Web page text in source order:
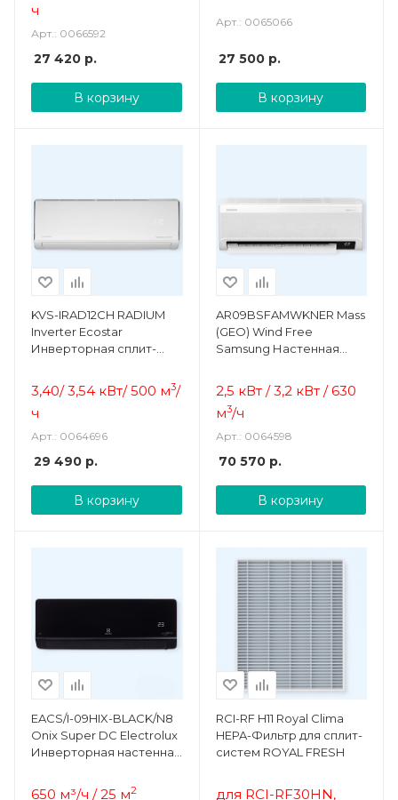
ч
Арт.: 0066592
27 420 р.
В корзину
Арт.: 0065066
27 500р.
В корзину
KVS-IRAD12CH RADIUM
Inverter Ecostar
Инверторная сплит-
3,40/ 3,54 кВт/ 500 м3/
ч
Арт.: 0064696
29 490 р.
В корзину
AR09BSFAMWKNER Mass
(GEO) Wind Free
Samsung Настенная
инверторного типа
2,5 кВт / 3,2 кВт / 630
м3/ч
Арт.: 0064598
70 570р.
В корзину
EACS/I-09HIX-BLACK/N8
Onix Super DC Electrolux
Инверторная настенная
650 м³/ч / 25 м2
RCI-RF H11 Royal Clima
HEPA-Фильтр для сплит-
систем ROYAL FRESH
для RCI-RF30HN,